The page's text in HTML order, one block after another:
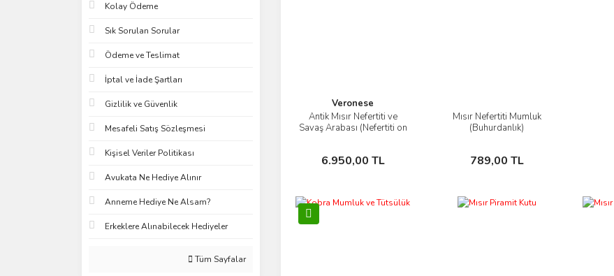
Kolay Ödeme
Sık Sorulan Sorular
Ödeme ve Teslimat
İptal ve İade Şartları
Gizlilik ve Güvenlik
Mesafeli Satış Sözleşmesi
Kişisel Veriler Politikası
Avukata Ne Hediye Alınır
Anneme Hediye Ne Alsam?
Erkeklere Alınabilecek Hediyeler
Tüm Sayfalar
Veronese
Antik Mısır Nefertiti ve
Savaş Arabası (Nefertiti on
6.950,00 TL
İncele
Sepete Ekle
Mısır Nefertiti Mumluk
(Buhurdanlık)
789,00 TL
İncele
Sepete Ekle